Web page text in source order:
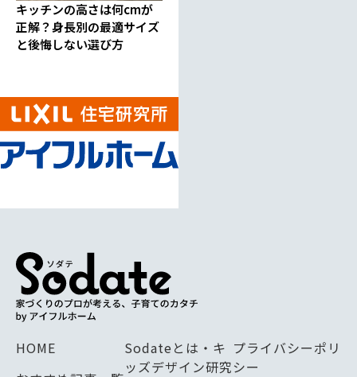
キッチンの高さは何cmが
正解？身長別の最適サイズ
と後悔しない選び方
HOME
Sodateとは・キ
ッズデザイン研究
プライバシーポリ
シー